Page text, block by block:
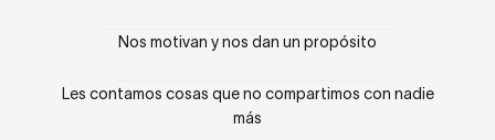
Nos motivan y nos dan un propósito
Les contamos cosas que no compartimos con nadie
más